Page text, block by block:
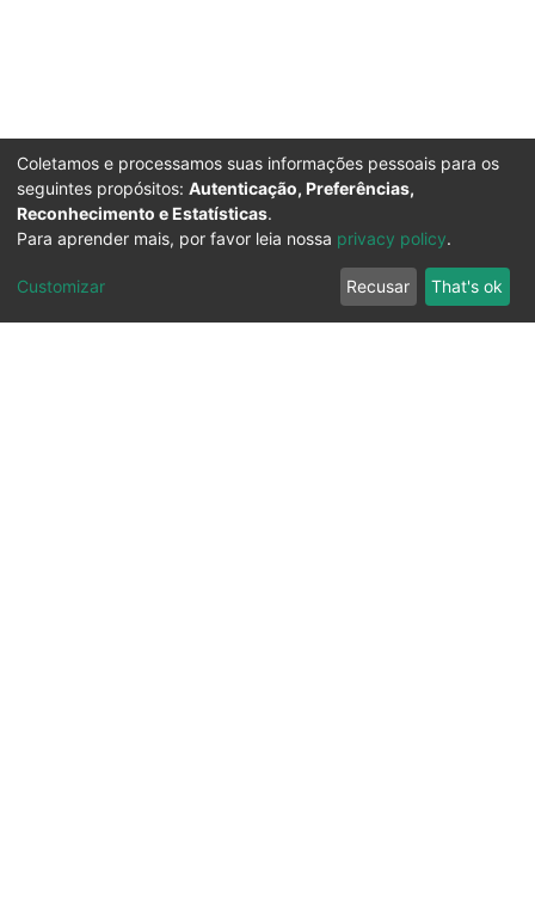
Coletamos e processamos suas informações pessoais para os
seguintes propósitos: Autenticação, Preferências,
Reconhecimento e Estatísticas.
Para aprender mais, por favor leia nossa privacy policy.
Customizar Recusar That's ok